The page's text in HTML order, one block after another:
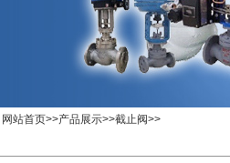
站首页>>产品展示>>截止阀>>